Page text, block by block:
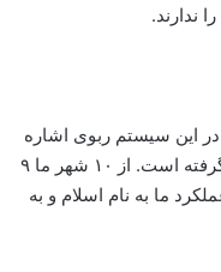
ندارند.
در این سیستم ربوی اشاره
کرد و گفت: خداوند برکت را از جامعه ما گرفته است. از ۱۰ شهر ما ۹
ما به نام اسلام و به